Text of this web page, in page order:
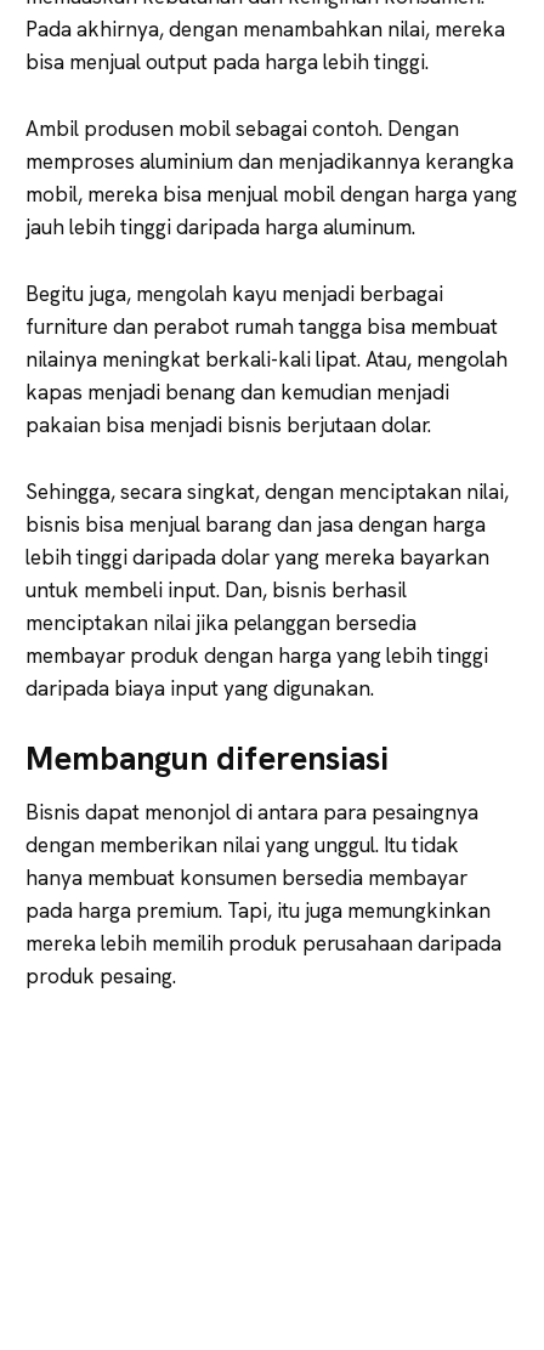
Pada akhirnya, dengan menambahkan nilai, mereka
bisa menjual output pada harga lebih tinggi.
Ambil produsen mobil sebagai contoh. Dengan
memproses aluminium dan menjadikannya kerangka
mobil, mereka bisa menjual mobil dengan harga yang
jauh lebih tinggi daripada harga aluminum.
Begitu juga, mengolah kayu menjadi berbagai
furniture dan perabot rumah tangga bisa membuat
nilainya meningkat berkali-kali lipat. Atau, mengolah
kapas menjadi benang dan kemudian menjadi
pakaian bisa menjadi bisnis berjutaan dolar.
Sehingga, secara singkat, dengan menciptakan nilai,
bisnis bisa menjual barang dan jasa dengan harga
lebih tinggi daripada dolar yang mereka bayarkan
untuk membeli input. Dan, bisnis berhasil
menciptakan nilai jika pelanggan bersedia
membayar produk dengan harga yang lebih tinggi
daripada biaya input yang digunakan.
Membangun diferensiasi
Bisnis dapat menonjol di antara para pesaingnya
dengan memberikan nilai yang unggul. Itu tidak
hanya membuat konsumen bersedia membayar
pada harga premium. Tapi, itu juga memungkinkan
mereka lebih memilih produk perusahaan daripada
produk pesaing.